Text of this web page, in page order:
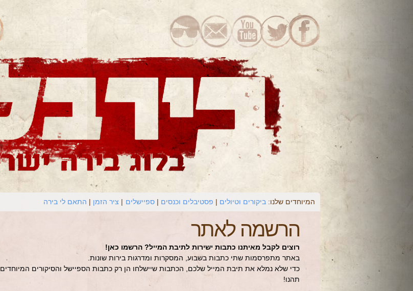
המיוחדים שלנו: ביקורים וטיולים פסטיבלים וכנסים ספיישלים ציר הזמן התאם לי בירה
הרשמה לאתר
רוצים לקבל מאיתנו כתבות ישירות לתיבת המייל? הרשמו כאן!
באתר מתפרסמות שתי כתבות בשבוע, המסקרות ומדרגות בירות שונות.
כדי שלא נמלא את תיבת המייל שלכם, הכתבות שיישלחו הן רק כתבות הספיישל והסיקורים המיוחדים.
תהנו!